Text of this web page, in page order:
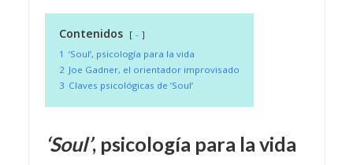
Contenidos
-
1 ‘Soul’, psicología para la vida
2 Joe Gadner, el orientador improvisado
3 Claves psicológicas de ‘Soul’
‘Soul’, psicología para la vida